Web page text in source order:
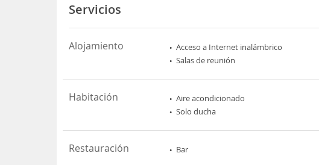
Servicios
Alojamiento Acceso a Internet inalámbrico
Salas de reunión
Habitación Aire acondicionado
Solo ducha
Restauración Bar